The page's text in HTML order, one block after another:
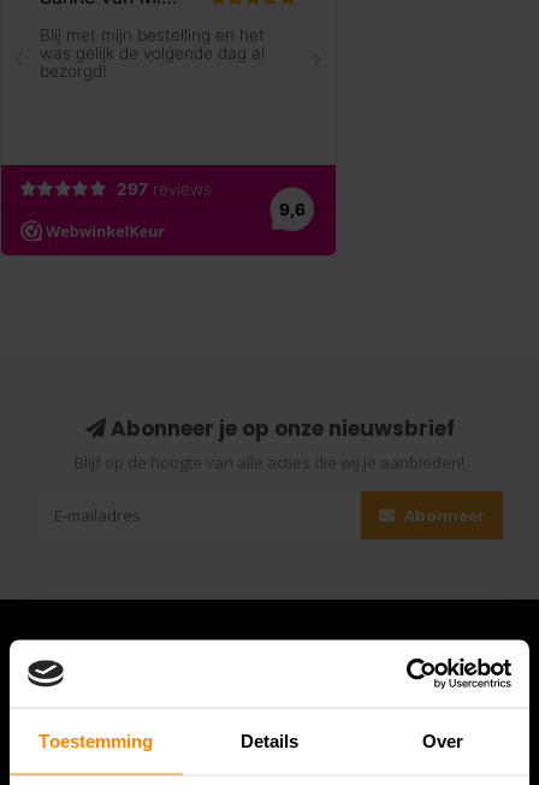
Toestemming Details Over
Abonneer je op onze nieuwsbrief
Blijf op de hoogte van alle acties die wij je aanbieden!
Abonneer